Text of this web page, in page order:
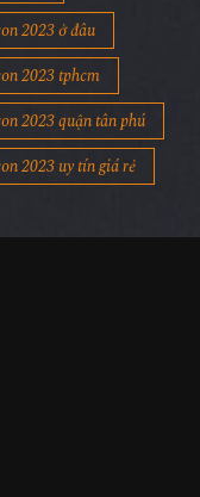
2023 ở đâu
2023 tphcm
2023 quận tân phú
2023 uy tín giá rẻ